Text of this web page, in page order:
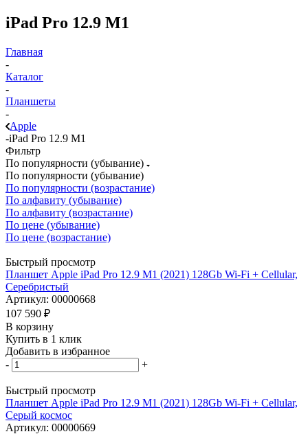
iPad Pro 12.9 M1
Главная
-
Каталог
-
Планшеты
-
Apple
-iPad Pro 12.9 M1
Фильтр
По популярности (убывание)
По популярности (убывание)
По популярности (возрастание)
По алфавиту (убывание)
По алфавиту (возрастание)
По цене (убывание)
По цене (возрастание)
Быстрый просмотр
Планшет Apple iPad Pro 12.9 M1 (2021) 128Gb Wi-Fi + Cellular,
Серебристый
Артикул: 00000668
107 590 ₽
В корзину
Купить в 1 клик
Добавить в избранное
-
+
Быстрый просмотр
Планшет Apple iPad Pro 12.9 M1 (2021) 128Gb Wi-Fi + Cellular,
Серый космос
Артикул: 00000669